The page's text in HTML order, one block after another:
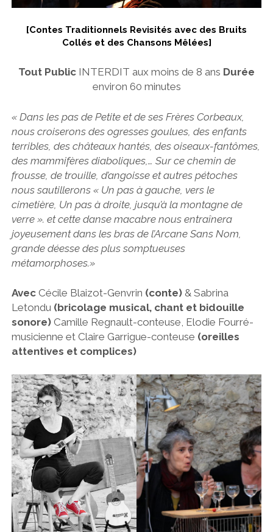
[Contes Traditionnels Revisités avec des Bruits
Collés et des Chansons Mêlées]
Tout Public INTERDIT aux moins de 8 ans Durée
environ 60 minutes
«Dans les pas de Petite et de ses Frères Corbeaux,
nous croiserons des ogresses goulues, des enfants
terribles, des châteaux hantés, des oiseaux-fantômes,
des mammifères diaboliques,… Sur ce chemin de
frousse, de trouille, d’angoisse et autres pétoches
nous sautillerons « Un pas à gauche, vers le
cimetière, Un pas à droite, jusqu’à la montagne de
verre ». et cette danse macabre nous entraînera
joyeusement dans les bras de l’Arcane Sans Nom,
grande déesse des plus somptueuses
métamorphoses.»
Avec Cécile Blaizot-Genvrin (conte)& Sabrina
Letondu (bricolage musical, chant et bidouille
sonore)Camille Regnault-conteuse, Elodie Fourré-
musicienne et Claire Garrigue-conteuse (oreilles
attentives et complices)